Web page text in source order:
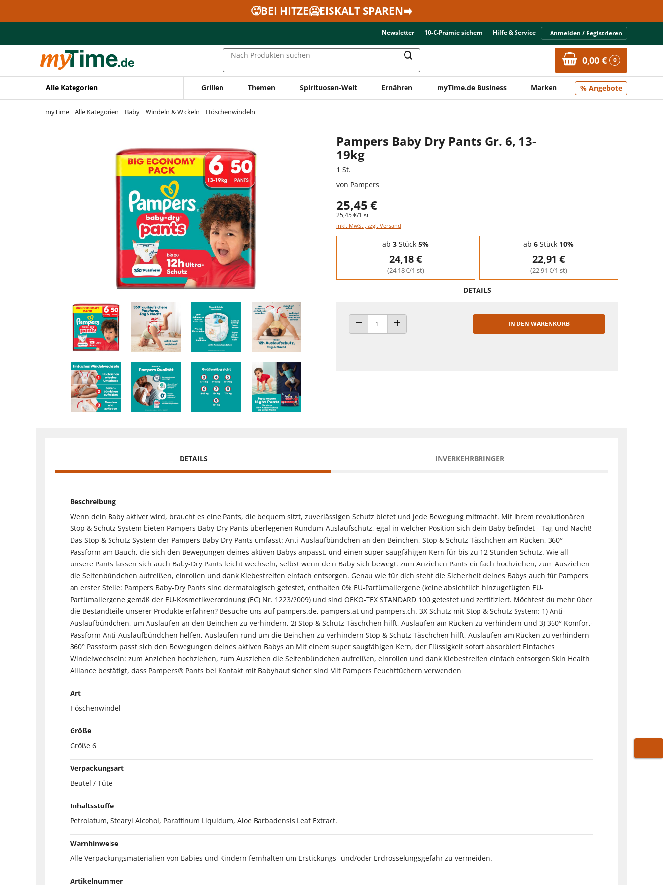
Zur Navigation springen
🥵BEI HITZE🥶EISKALT SPAREN➡️
Newsletter 10-€-Prämie sichern Hilfe & Service Anmelden / Registrieren
Nach Produkten suchen 0,00 € 0
Alle Kategorien Grillen Themen Spirituosen-Welt Ernähren myTime.de Business Marken Angebote
myTime Alle Kategorien Baby Windeln & Wickeln Höschenwindeln
Pampers Baby Dry Pants Gr. 6, 13-
19kg
1 St.
von Pampers
25,45 €
25,45 €/1 st
inkl. MwSt., zzgl. Versand
Staffelpreise - Mengenrabatt
ab 3 Stück 5%
24,18 €
(24,18 €/1 st)
ab 6 Stück 10%
22,91 €
(22,91 €/1 st)
DETAILS
ANZAHL VERRINGERNANZAHL ERHÖHEN
IN DEN WARENKORB
DETAILS INVERKEHRBRINGER
Beschreibung
Wenn dein Baby aktiver wird, braucht es eine Pants, die bequem sitzt, zuverlässigen Schutz bietet und jede Bewegung mitmacht. Mit ihrem revolutionären
Stop & Schutz System bieten Pampers Baby-Dry Pants überlegenen Rundum-Auslaufschutz, egal in welcher Position sich dein Baby befindet - Tag und Nacht!
Das Stop & Schutz System der Pampers Baby-Dry Pants umfasst: Anti-Auslaufbündchen an den Beinchen, Stop & Schutz Täschchen am Rücken, 360°
Passform am Bauch, die sich den Bewegungen deines aktiven Babys anpasst, und einen super saugfähigen Kern für bis zu 12 Stunden Schutz. Wie all
unsere Pants lassen sich auch Baby-Dry Pants leicht wechseln, selbst wenn dein Baby sich bewegt: zum Anziehen Pants einfach hochziehen, zum Ausziehen
die Seitenbündchen aufreißen, einrollen und dank Klebestreifen einfach entsorgen. Genau wie für dich steht die Sicherheit deines Babys auch für Pampers
an erster Stelle: Pampers Baby-Dry Pants sind dermatologisch getestet, enthalten 0% EU-Parfümallergene (keine absichtlich hinzugefügten EU-
Parfümallergene gemäß der EU-Kosmetikverordnung (EG) Nr. 1223/2009) und sind OEKO-TEX STANDARD 100 getestet und zertifiziert. Möchtest du mehr über
die Bestandteile unserer Produkte erfahren? Besuche uns auf pampers.de, pampers.at und pampers.ch. 3X Schutz mit Stop & Schutz System: 1) Anti-
Auslaufbündchen, um Auslaufen an den Beinchen zu verhindern, 2) Stop & Schutz Täschchen hilft, Auslaufen am Rücken zu verhindern und 3) 360° Komfort-
Passform Anti-Auslaufbündchen helfen, Auslaufen rund um die Beinchen zu verhindern Stop & Schutz Täschchen hilft, Auslaufen am Rücken zu verhindern
360° Passform passt sich den Bewegungen deines aktiven Babys an Mit einem super saugfähigen Kern, der Flüssigkeit sofort absorbiert Einfaches
Windelwechseln: zum Anziehen hochziehen, zum Ausziehen die Seitenbündchen aufreißen, einrollen und dank Klebestreifen einfach entsorgen Skin Health
Alliance bestätigt, dass Pampers® Pants bei Kontakt mit Babyhaut sicher sind Mit Pampers Feuchttüchern verwenden
Art
Höschenwindel
Größe
Größe 6
Verpackungsart
Beutel / Tüte
Inhaltsstoffe
Petrolatum, Stearyl Alcohol, Paraffinum Liquidum, Aloe Barbadensis Leaf Extract.
Warnhinweise
Alle Verpackungsmaterialien von Babies und Kindern fernhalten um Erstickungs- und/oder Erdrosselungsgefahr zu vermeiden.
Artikelnummer